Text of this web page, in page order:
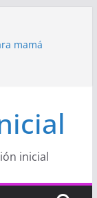
colorea con
la Semana
inicial